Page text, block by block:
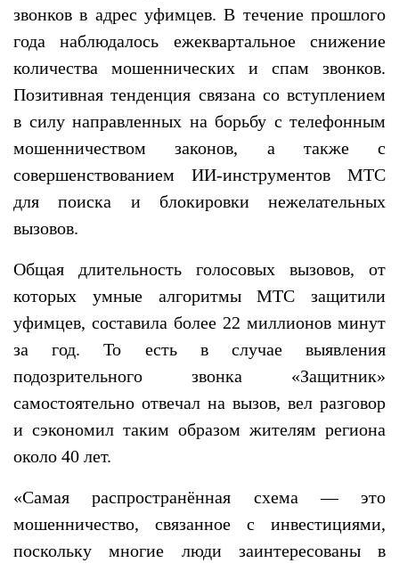
звонков в адрес уфимцев. В течение прошлого
года наблюдалось ежеквартальное снижение
количества мошеннических и спам звонков.
Позитивная тенденция связана со вступлением
в силу направленных на борьбу с телефонным
мошенничеством законов, а также с
совершенствованием ИИ-инструментов МТС
для поиска и блокировки нежелательных
вызовов.
Общая длительность голосовых вызовов, от
которых умные алгоритмы МТС защитили
уфимцев, составила более 22 миллионов минут
за год. То есть в случае выявления
подозрительного звонка «Защитник»
самостоятельно отвечал на вызов, вел разговор
и сэкономил таким образом жителям региона
около 40 лет.
«Самая распространённая схема — это
мошенничество, связанное с инвестициями,
поскольку многие люди заинтересованы в